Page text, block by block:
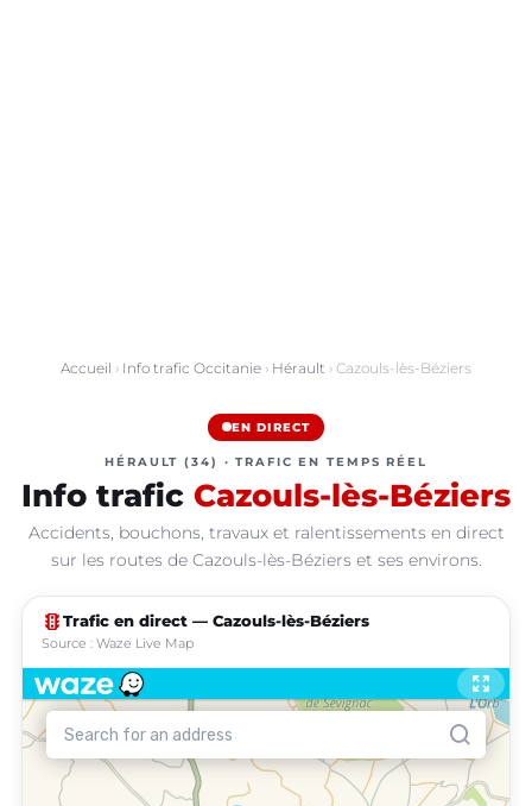
Accueil › Info trafic Occitanie › Hérault › Cazouls-lès-Béziers
EN DIRECT
HÉRAULT (34) · TRAFIC EN TEMPS RÉEL
Info trafic Cazouls-lès-Béziers
Accidents, bouchons, travaux et ralentissements en direct
sur les routes de Cazouls-lès-Béziers et ses environs.
traffic Trafic en direct — Cazouls-lès-Béziers
Source : Waze Live Map